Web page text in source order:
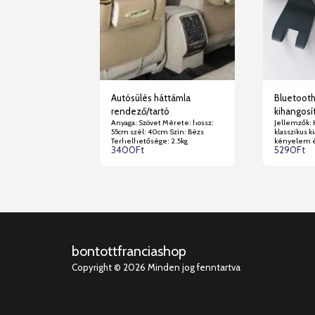
Autósülés háttámla
rendező/tartó
Anyaga: Szövet Mérete: hossz:
55cm szél: 40cm Szín: Bézs
Terhelhetősége: 2.5kg
3400Ft
Jellemzők:
klasszikus
kényelem
az autó
tartalmazza: 1
5290Ft
bontottfranciashop
Copyright © 2026 Minden jog fenntartva